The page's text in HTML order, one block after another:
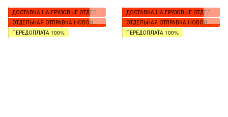
ДОСТАВКА НА ГРУЗОВЫЕ ОТДЕЛЕНИЯ
ОТДЕЛЬНАЯ ОТПРАВКА НОВОЙ ПОЧТОЙ
ПЕРЕДОПЛАТА 100%
ДОСТАВКА НА ГРУЗОВЫЕ ОТДЕЛЕНИЯ
ОТДЕЛЬНАЯ ОТПРАВКА НОВОЙ ПОЧТОЙ
ПЕРЕДОПЛАТА 100%